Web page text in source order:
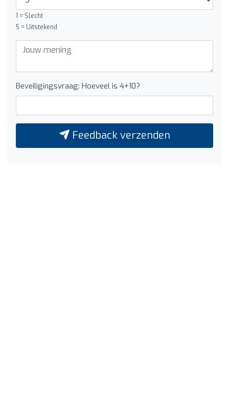
1 = Slecht
5 = Uitstekend
Beveiligingsvraag: Hoeveel is 4+10?
Feedback verzenden